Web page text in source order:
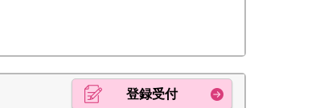
登録受付